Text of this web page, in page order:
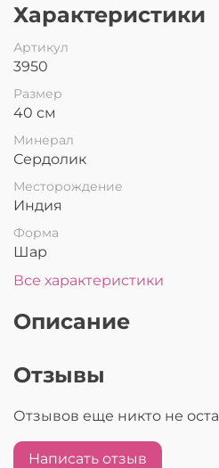
Характеристики
Артикул
3950
Размер
40 см
Минерал
Сердолик
Месторождение
Индия
Форма
Шар
Все характеристики
Описание
Отзывы
Отзывов еще никто не
Написать отзыв